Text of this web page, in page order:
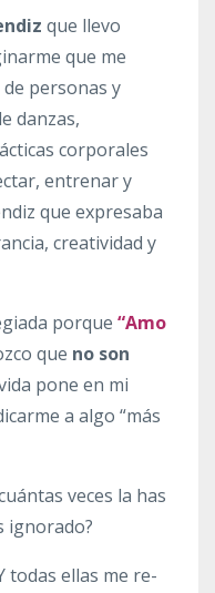
que llevo
que me
personas y
danzas,
corporales
entrenar y
que expresaba
creatividad y
porque “Amo
que no son
pone en mi
a algo “más
veces la has
ignorado?
todas ellas me re-